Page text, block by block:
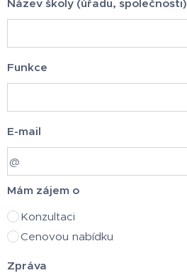
Název školy (úřadu, společnosti)
Funkce
E-mail
Mám zájem o
Konzultaci
Cenovou nabídku
Zpráva